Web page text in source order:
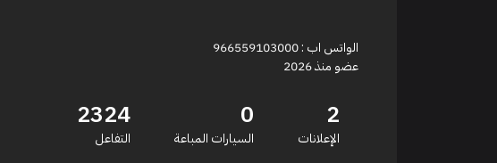
الواتس اب : 966559103000
عضو منذ 2026
2
الإعلانات
0
السيارات المباعة
2324
التفاعل